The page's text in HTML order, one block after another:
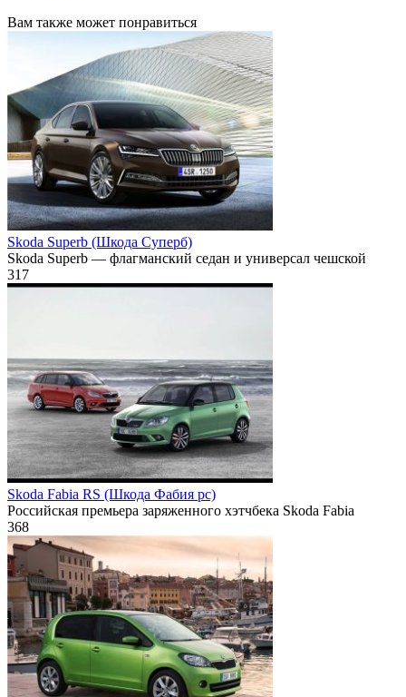
Вам также может понравиться
Skoda Superb (Шкода Суперб)
Skoda Superb — флагманский седан и универсал чешской
317
Skoda Fabia RS (Шкода Фабия рс)
Российская премьера заряженного хэтчбека Skoda Fabia
368